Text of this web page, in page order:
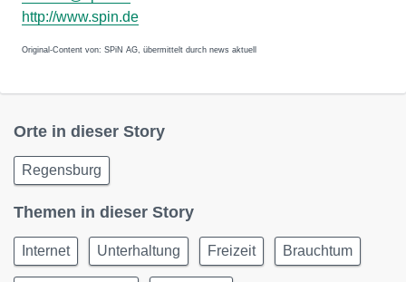
http://www.spin.de
Original-Content von: SPiN AG, übermittelt durch news aktuell
Orte in dieser Story
Regensburg
Themen in dieser Story
Internet Unterhaltung Freizeit Brauchtum